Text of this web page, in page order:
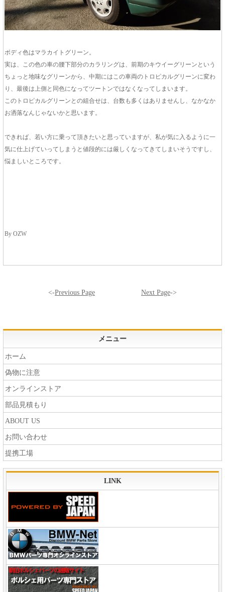
ボディ色はマラカイトグリーン。
実は、この色の車の腰下部分のカラリングは、前期のキウイーグリーンという
ちょっと地味なグリーンから、中期にはこの車両のトロピカルグリーンに変わ
り、最後は上側と同色になってツートンではなくなってしまいます。
このトロピカルグリーンとの組合せは、台数も多くはありませんし、なかなか
お洒落なんじゃないかと思います。
できれば、若い方に乗って頂きたいと思っていますが、私が気に入るように一
気に仕上げていってしまうと値段的には厳しくなってきてしまいそうですし、
悩ましいところです。
By OZW
<-Previous Page Next Page->
メニュー
ホーム
偽物に注意
オンラインストア
部品見積もり
ABOUT US
お問い合わせ
提携工場
LINK